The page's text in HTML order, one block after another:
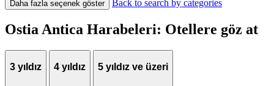
Daha fazla seçenek göster Back to search by categories
Ostia Antica Harabeleri: Otellere göz at
3 yıldız 4 yıldız 5 yıldız ve üzeri